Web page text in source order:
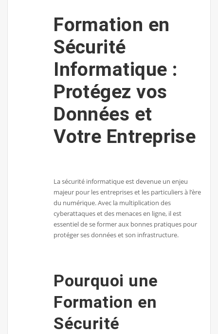
Formation en
Sécurité
Informatique :
Protégez vos
Données et
Votre Entreprise
La sécurité informatique est devenue un enjeu
majeur pour les entreprises et les particuliers à l’ère
du numérique. Avec la multiplication des
cyberattaques et des menaces en ligne, il est
essentiel de se former aux bonnes pratiques pour
protéger ses données et son infrastructure.
Pourquoi une
Formation en
Sécurité